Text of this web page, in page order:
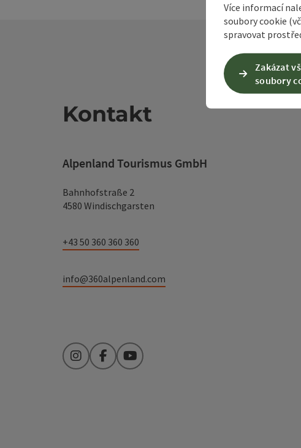
Kontakt
Alpenland Tourismus GmbH
Bahnhofstraße 2
4580 Windischgarsten
+43 50 360 360 360
info@360alpenland.com
InstagramFacebookYouTube
Více informací
soubory cookie
spravovat
Zakázat
soubory